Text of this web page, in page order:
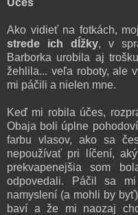
Ako vidieť na fotkách,
strede ich dĺžky, v
Barborka urobila aj trošku
žehlila... veľa roboty, ale
mi páčili a nielen mne.
Keď mi robila účes,
Obaja boli úplne
farbu vlasov, ako sa
nepoužívať pri líčení,
prekvapenejšia som
odpovedali. Páčil sa
namyslení (a mohli by
baví a že mi naozaj